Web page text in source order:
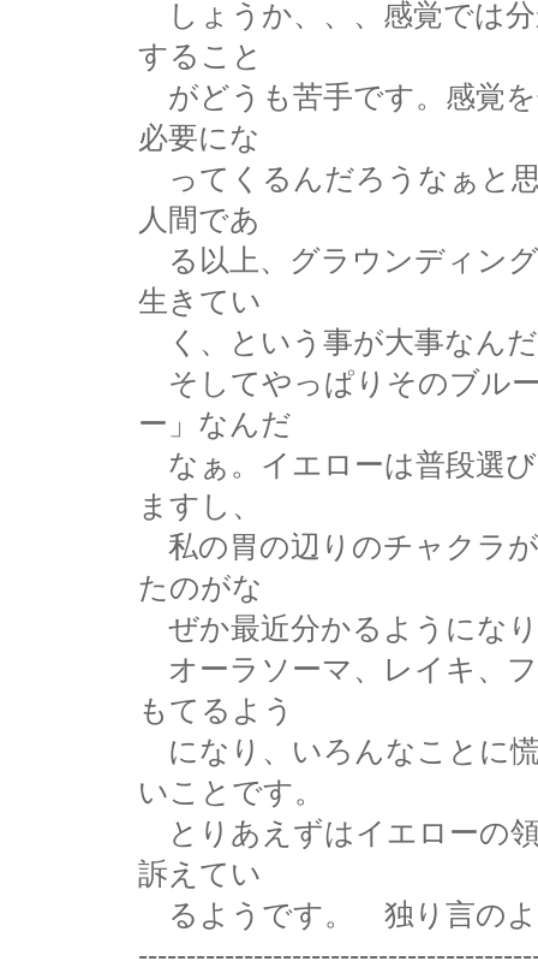
しょうか、、、感覚では
すること
がどうも苦手です。感覚
必要にな
ってくるんだろうなぁと
人間であ
る以上、グラウンディン
生きてい
く、という事が大事なん
そしてやっぱりそのブル
ー」なんだ
なぁ。イエローは普段選
ますし、
私の胃の辺りのチャクラ
たのがな
ぜか最近分かるようにな
オーラソーマ、レイキ、
もてるよう
になり、いろんなことに
いことです。
とりあえずはイエローの
訴えてい
るようです。 独り言のよ